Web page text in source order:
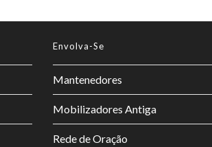
Envolva-Se
Mantenedores
Mobilizadores Antiga
Rede de Oração